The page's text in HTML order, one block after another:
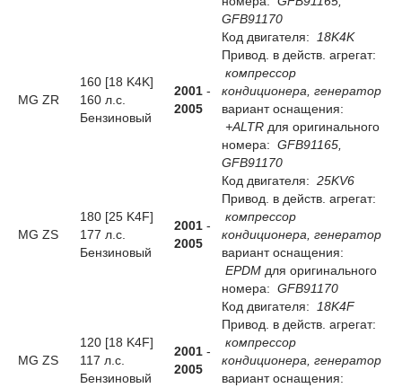
GFB91170
MG ZR
160 [18 K4K]
160 л.с.
Бензиновый
2001 -
2005
Код двигателя:
18K4K
Привод. в действ. агрегат:
компрессор
кондиционера, генератор
вариант оснащения:
+ALTR для оригинального
номера: GFB91165,
GFB91170
MG ZS
180 [25 K4F]
177 л.с.
Бензиновый
2001 -
2005
Код двигателя: 25KV6
Привод. в действ. агрегат:
компрессор
кондиционера, генератор
вариант оснащения:
EPDM для оригинального
номера: GFB91170
MG ZS
120 [18 K4F]
117 л.с.
Бензиновый
2001 -
2005
Код двигателя:
18K4F
Привод. в действ. агрегат:
компрессор
кондиционера, генератор
вариант оснащения: